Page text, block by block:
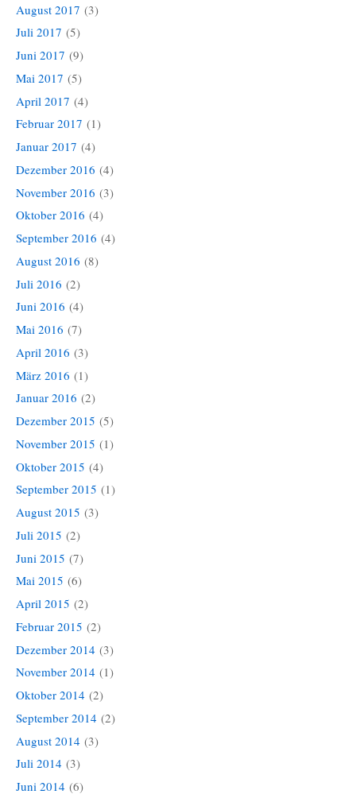
August 2017 (3)
Juli 2017 (5)
Juni 2017 (9)
Mai 2017 (5)
April 2017 (4)
Februar 2017 (1)
Januar 2017 (4)
Dezember 2016 (4)
November 2016 (3)
Oktober 2016 (4)
September 2016 (4)
August 2016 (8)
Juli 2016 (2)
Juni 2016 (4)
Mai 2016 (7)
April 2016 (3)
März 2016 (1)
Januar 2016 (2)
Dezember 2015 (5)
November 2015 (1)
Oktober 2015 (4)
September 2015 (1)
August 2015 (3)
Juli 2015 (2)
Juni 2015 (7)
Mai 2015 (6)
April 2015 (2)
Februar 2015 (2)
Dezember 2014 (3)
November 2014 (1)
Oktober 2014 (2)
September 2014 (2)
August 2014 (3)
Juli 2014 (3)
Juni 2014 (6)